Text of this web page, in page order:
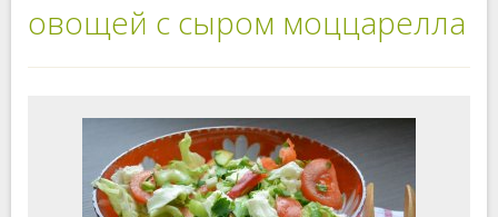
овощей с сыром моццарелла